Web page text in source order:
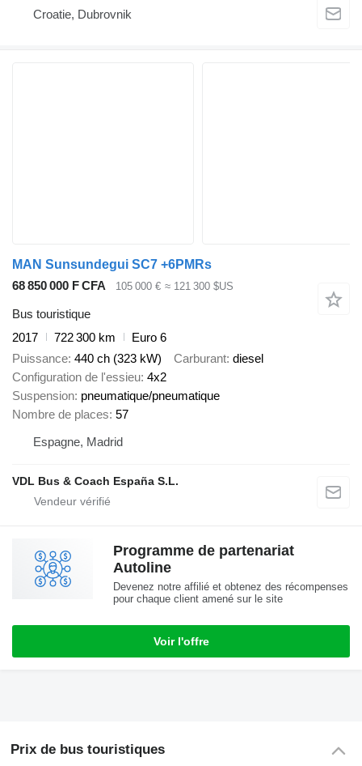
Croatie, Dubrovnik
MAN Sunsundegui SC7 +6PMRs
68 850 000 F CFA
105 000 € ≈ 121 300 $US
Bus touristique
2017
722 300 km
Euro 6
Puissance 440 ch (323 kW) Carburant diesel
Configuration de l'essieu 4x2
Suspension pneumatique/pneumatique
Nombre de places 57
Espagne, Madrid
VDL Bus & Coach España S.L.
Programme de partenariat
Autoline
Devenez notre affilié et obtenez des récompenses
pour chaque client amené sur le site
Voir l'offre
Prix de bus touristiques